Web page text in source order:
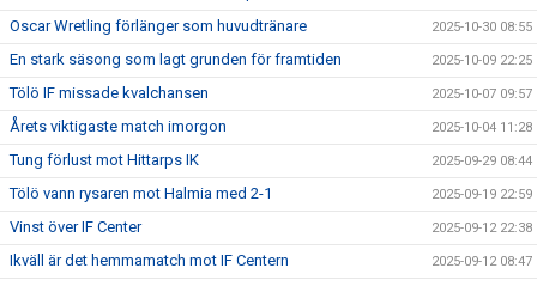
Oscar Wretling förlänger som huvudtränare 2025-10-30 08:55
En stark säsong som lagt grunden för framtiden 2025-10-09 22:25
Tölö IF missade kvalchansen 2025-10-07 09:57
Årets viktigaste match imorgon 2025-10-04 11:28
Tung förlust mot Hittarps IK 2025-09-29 08:44
Tölö vann rysaren mot Halmia med 2-1 2025-09-19 22:59
Vinst över IF Center 2025-09-12 22:38
Ikväll är det hemmamatch mot IF Centern 2025-09-12 08:47